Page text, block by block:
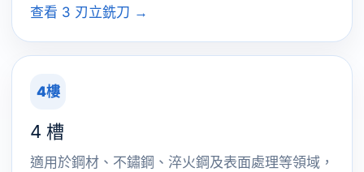
查看 3 刃立銑刀 →
4樓
4 槽
適用於鋼材、不鏽鋼、淬火鋼及表面處理等領域，